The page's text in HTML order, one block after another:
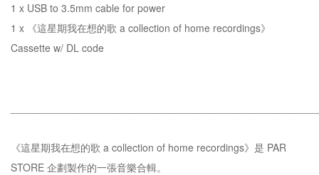
1 x USB to 3.5mm cable for power
1 x 《這星期我在想的歌 a collection of home recordings》
Cassette w/ DL code
《這星期我在想的歌 a collection of home recordings》是 PAR
STORE 企劃製作的一張音樂合輯。